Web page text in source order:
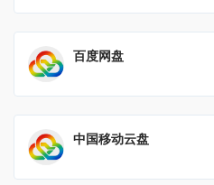
百度网盘
中国移动云盘